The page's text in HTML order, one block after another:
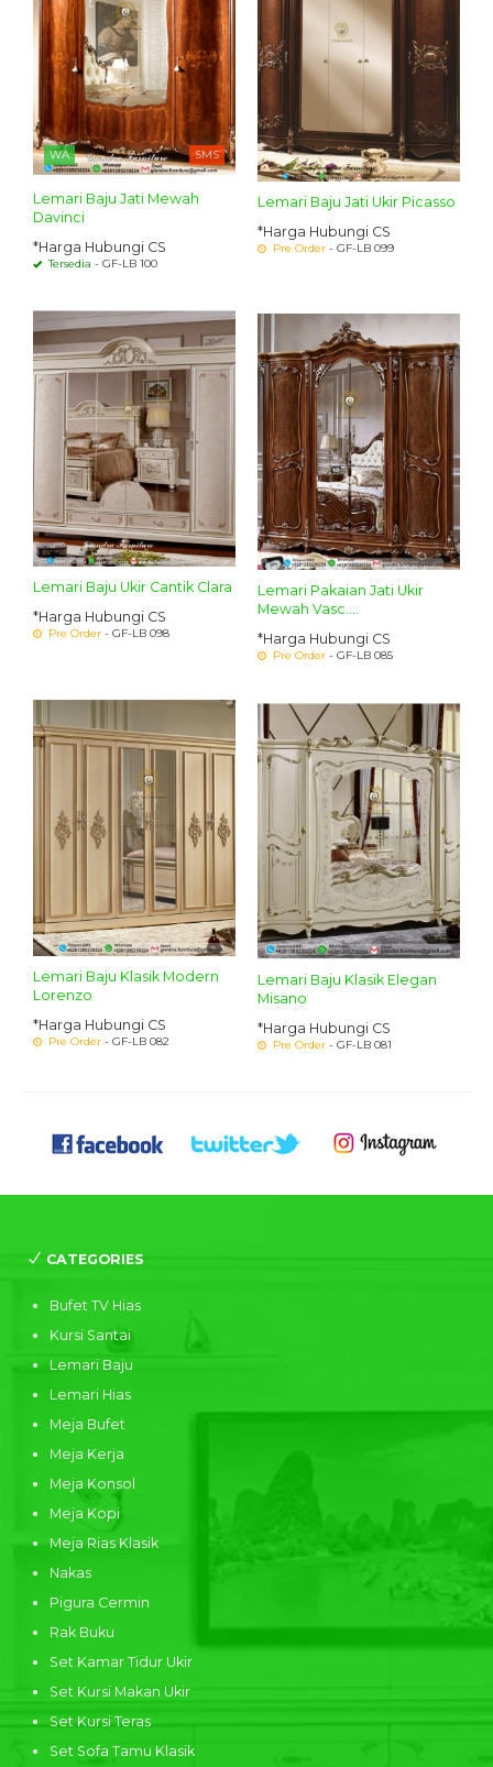
WA SMS
Lemari Baju Jati Mewah
Davinci
*Harga Hubungi CS
Tersedia - GF-LB 100
Lemari Baju Jati Ukir Picasso
*Harga Hubungi CS
Pre Order - GF-LB 099
Lemari Baju Ukir Cantik Clara
*Harga Hubungi CS
Pre Order - GF-LB 098
Lemari Pakaian Jati Ukir
Mewah Vasc....
*Harga Hubungi CS
Pre Order - GF-LB 085
Lemari Baju Klasik Modern
Lorenzo
*Harga Hubungi CS
Pre Order - GF-LB 082
Lemari Baju Klasik Elegan
Misano
*Harga Hubungi CS
Pre Order - GF-LB 081
CATEGORIES
Bufet TV Hias
Kursi Santai
Lemari Baju
Lemari Hias
Meja Bufet
Meja Kerja
Meja Konsol
Meja Kopi
Meja Rias Klasik
Nakas
Pigura Cermin
Rak Buku
Set Kamar Tidur Ukir
Set Kursi Makan Ukir
Set Kursi Teras
Set Sofa Tamu Klasik